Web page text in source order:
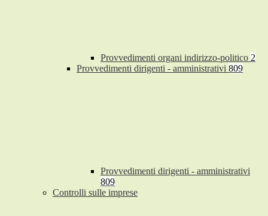
Provvedimenti organi indirizzo-politico 2
Provvedimenti dirigenti - amministrativi 809
Provvedimenti dirigenti - amministrativi
809
Controlli sulle imprese